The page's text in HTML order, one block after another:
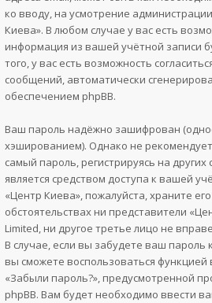
ко вводу, на усмотрение
Киева». В любом случае у вас есть
информация из вашей учётной записи
того, у вас есть возможность
сообщений, автоматически
обеспечением phpBB.
Ваш пароль надёжно зашифрован
хэшированием). Однако не
самый пароль, регистрируясь на
является средством доступа к вашей
«Центр Киева», пожалуйста, храните
обстоятельствах ни представители
Limited, ни другое третье лицо не
В случае, если вы забудете ваш пароль
вы сможете воспользоваться функцией
«Забыли пароль?», предусмотренной
phpBB. Вам будет необходимо ввести